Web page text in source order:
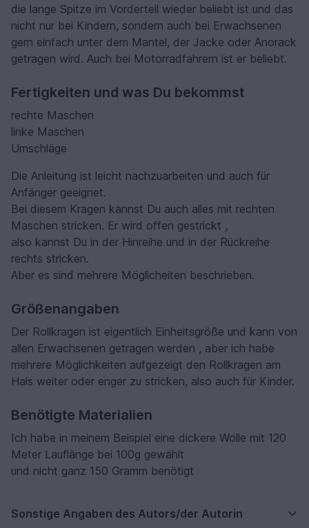
die lange Spitze im Vorderteil wieder beliebt ist und das
nicht nur bei Kindern, sondern auch bei Erwachsenen
gern einfach unter dem Mantel, der Jacke oder Anorack
getragen wird. Auch bei Motorradfahrern ist er beliebt.
Fertigkeiten und was Du bekommst
rechte Maschen
linke Maschen
Umschläge
Die Anleitung ist leicht nachzuarbeiten und auch für
Anfänger geeignet.
Bei diesem Kragen kannst Du auch alles mit rechten
Maschen stricken. Er wird offen gestrickt ,
also kannst Du in der Hinreihe und in der Rückreihe
rechts stricken.
Aber es sind mehrere Möglicheiten beschrieben.
Größenangaben
Der Rollkragen ist eigentlich Einheitsgröße und kann von
allen Erwachsenen getragen werden , aber ich habe
mehrere Möglichkeiten aufgezeigt den Rollkragen am
Hals weiter oder enger zu stricken, also auch für Kinder.
Benötigte Materialien
Ich habe in meinem Beispiel eine dickere Wolle mit 120
Meter Lauflänge bei 100g gewählt
und nicht ganz 150 Gramm benötigt
Sonstige Angaben des Autors/der Autorin